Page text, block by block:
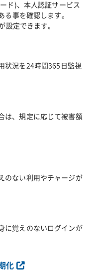
ド)、本人認証サービス
る事を確認します。
設定できます。
状況を24時間365日監視
は、規定に応じて被害額
のない利用やチャージが
に覚えのないログインが
化